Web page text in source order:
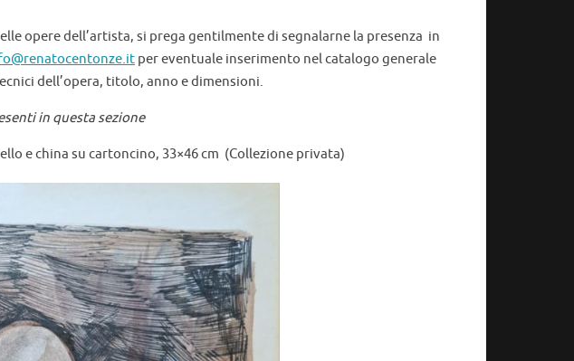
opere dell’artista, si prega gentilmente di segnalarne la presenza in
per eventuale inserimento nel catalogo generale
dell’opera, titolo, anno e dimensioni.
in questa sezione
e china su cartoncino, 33×46 cm (Collezione privata)